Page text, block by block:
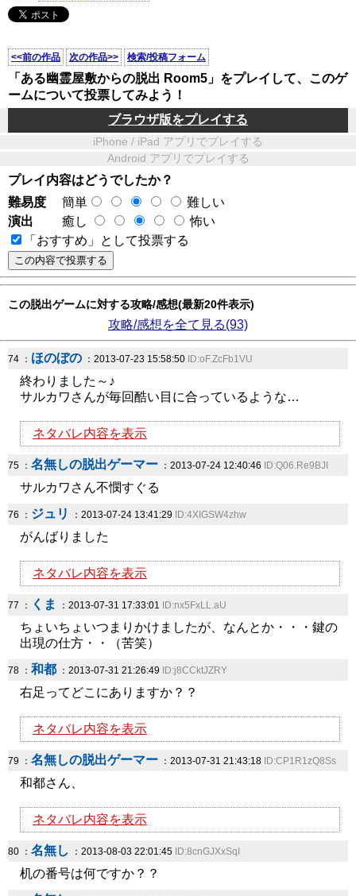
<<前の作品 次の作品>> 検索/投稿フォーム
「ある幽霊屋敷からの脱出 Room5」をプレイして、このゲ
ームについて投票してみよう！
ブラウザ版をプレイする
iPhone / iPad アプリでプレイする
Android アプリでプレイする
プレイ内容はどうでしたか？
難易度
簡単
難しい
演出
癒し
怖い
「おすすめ」として投票する
この脱出ゲームに対する攻略/感想(最新20件表示)
攻略/感想を全て見る(93)
74 ： ほのぼの ：2013-07-23 15:58:50 ID:oF.ZcFb1VU
終わりました～♪
サルカワさんが毎回酷い目に合っているような…
ネタバレ内容を表示
75 ： 名無しの脱出ゲーマー ：2013-07-24 12:40:46 ID:Q06.Re9BJI
サルカワさん不憫すぐる
76 ： ジュリ ：2013-07-24 13:41:29 ID:4XIGSW4zhw
がんばりました
ネタバレ内容を表示
77 ： くま ：2013-07-31 17:33:01 ID:nx5FxLL.aU
ちょいちょいつまりかけましたが、なんとか・・・鍵の
出現の仕方・・（苦笑）
78 ： 和都 ：2013-07-31 21:26:49 ID:j8CCktJZRY
右足ってどこにありますか？？
ネタバレ内容を表示
79 ： 名無しの脱出ゲーマー ：2013-07-31 21:43:18 ID:CP1R1zQ8Ss
和都さん、
ネタバレ内容を表示
80 ： 名無し ：2013-08-03 22:01:45 ID:8cnGJXxSqI
机の番号は何ですか？？